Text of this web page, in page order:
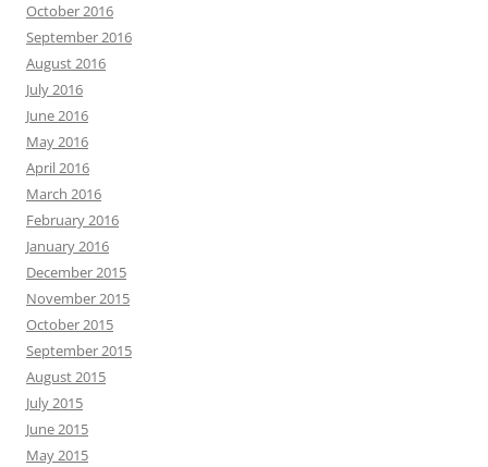
October 2016
September 2016
August 2016
July 2016
June 2016
May 2016
April 2016
March 2016
February 2016
January 2016
December 2015
November 2015
October 2015
September 2015
August 2015
July 2015
June 2015
May 2015